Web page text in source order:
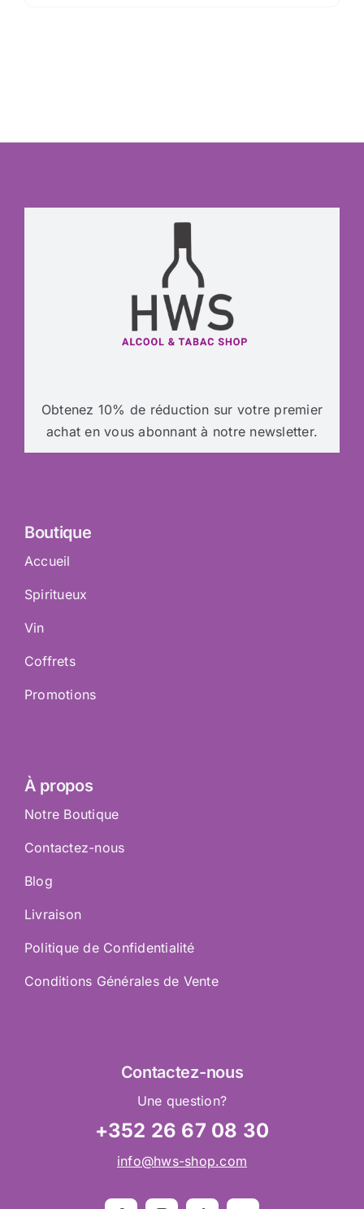
Obtenez 10% de réduction sur votre premier
achat en vous abonnant à notre newsletter.
Boutique
Accueil
Spiritueux
Vin
Coffrets
Promotions
À propos
Notre Boutique
Contactez-nous
Blog
Livraison
Politique de Confidentialité
Conditions Générales de Vente
Contactez-nous
Une question?
+352 26 67 08 30
info@hws-shop.com